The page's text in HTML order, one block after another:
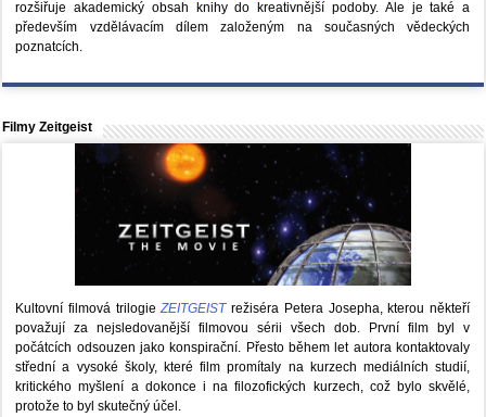
rozšiřuje akademický obsah knihy do kreativnější podoby. Ale je také a
především vzdělávacím dílem založeným na současných vědeckých
poznatcích.
Filmy Zeitgeist
Kultovní filmová trilogieZEITGEISTrežiséra Petera Josepha, kterou někteří
považují za nejsledovanější filmovou sérii všech dob. První film byl v
počátcích odsouzen jako konspirační. Přesto během let autora kontaktovaly
střední a vysoké školy, které film promítaly na kurzech mediálních studií,
kritického myšlení a dokonce i na filozofických kurzech, což bylo skvělé,
protože to byl skutečný účel.